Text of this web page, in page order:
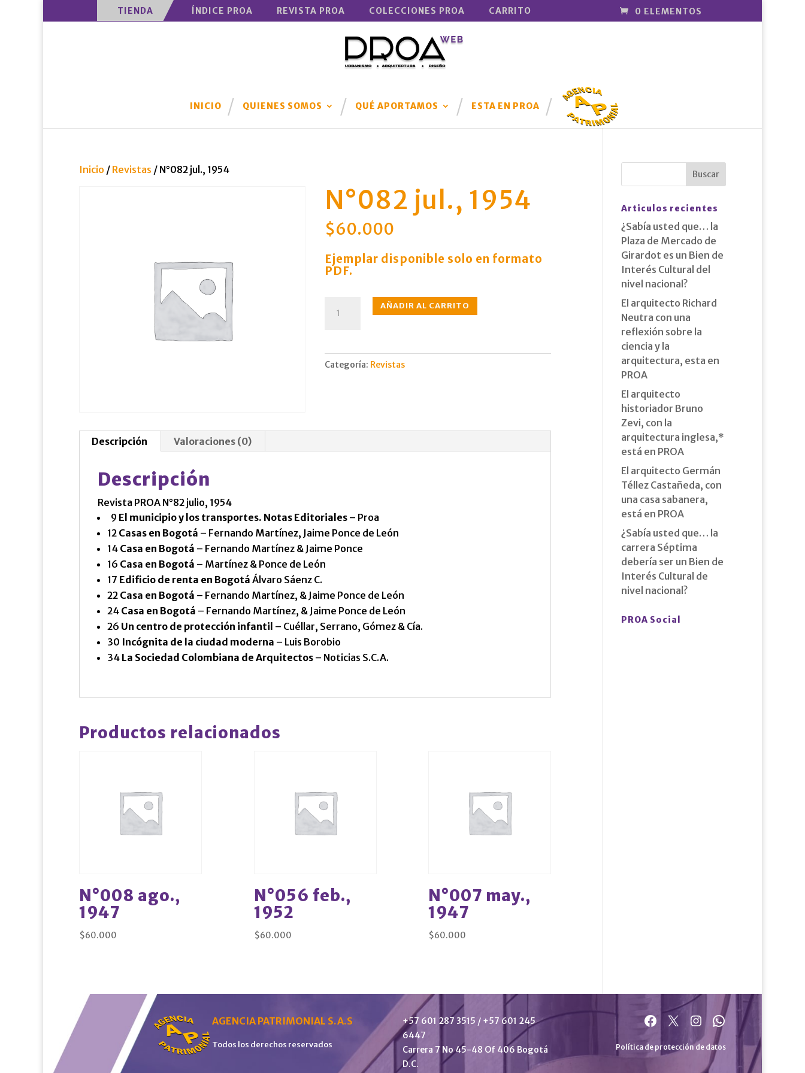
TIENDA ÍNDICE PROA REVISTA PROA COLECCIONES PROA CARRITO 0 ELEMENTOS
INICIO QUIENES SOMOS QUÉ APORTAMOS ESTA EN PROA
AGENCIA
PATRIMONI
AL
Inicio / Revistas / N°082 jul., 1954
N°082 jul., 1954
$60.000
Ejemplar disponible solo en formato
PDF.
jul.,
AÑADIR AL CARRITO
Categoría: Revistas
Descripción Valoraciones (0)
Descripción
Revista PROA N°82 julio, 1954
9 El municipio y los transportes. Notas Editoriales – Proa
12 Casas en Bogotá – Fernando Martínez, Jaime Ponce de León
14 Casa en Bogotá – Fernando Martínez & Jaime Ponce
16 Casa en Bogotá – Martínez & Ponce de León
17 Edificio de renta en Bogotá Álvaro Sáenz C.
22 Casa en Bogotá – Fernando Martínez, & Jaime Ponce de León
24 Casa en Bogotá – Fernando Martínez, & Jaime Ponce de León
26 Un centro de protección infantil – Cuéllar, Serrano, Gómez & Cía.
30 Incógnita de la ciudad moderna – Luis Borobio
34 La Sociedad Colombiana de Arquitectos – Noticias S.C.A.
Productos relacionados
N°008 ago.,
1947
$60.000
N°056 feb.,
1952
$60.000
N°007 may.,
1947
$60.000
Articulos recientes
¿Sabía usted que… la
Plaza de Mercado de
Girardot es un Bien de
Interés Cultural del
nivel nacional?
El arquitecto Richard
Neutra con una
reflexión sobre la
ciencia y la
arquitectura, esta en
PROA
El arquitecto
historiador Bruno
Zevi, con la
arquitectura inglesa,*
está en PROA
El arquitecto Germán
Téllez Castañeda, con
una casa sabanera,
está en PROA
¿Sabía usted que… la
carrera Séptima
debería ser un Bien de
Interés Cultural de
nivel nacional?
PROA Social
AGENCIA PATRIMONIAL S.A.S
Todos los derechos reservados
+57 601 287 3515 / +57 601 245
6447
Carrera 7 No 45-48 Of 406 Bogotá
D.C.
Facebook
X Instagram
WhatsApp
Política de protección de datos